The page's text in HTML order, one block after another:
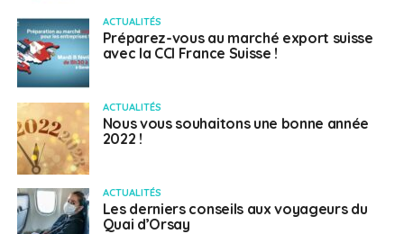
ACTUALITÉS
Préparez-vous au marché export suisse
avec la CCI France Suisse !
ACTUALITÉS
Nous vous souhaitons une bonne année
2022 !
ACTUALITÉS
Les derniers conseils aux voyageurs du
Quai d’Orsay